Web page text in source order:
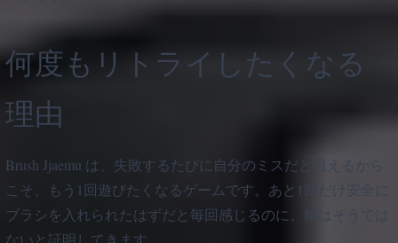
何度もリトライしたくなる
理由
Brush Jjaemu は、失敗するたびに自分のミスだと思えるから
こそ、もう1回遊びたくなるゲームです。あと1回だけ安全に
ブラシを入れられたはずだと毎回感じるのに、猫はそうでは
ないと証明してきます。